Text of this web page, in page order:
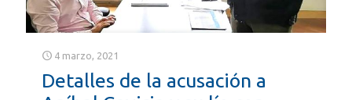
4 marzo, 2021
Detalles de la acusación a